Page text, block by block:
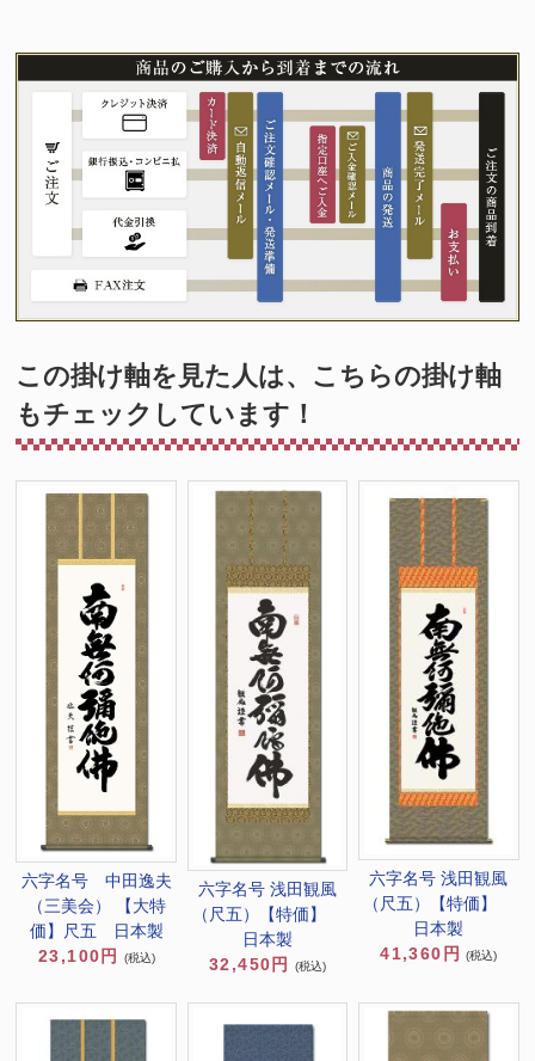
この掛け軸を見た人は、こちらの掛け軸
もチェックしています！
六字名号 中田逸夫
（三美会） 【大特
価】尺五 日本製
23,100円
(税込)
六字名号 浅田観風
（尺五）【特価】
日本製
32,450円
(税込)
六字名号 浅田観風
（尺五）【特価】
日本製
41,360円
(税込)